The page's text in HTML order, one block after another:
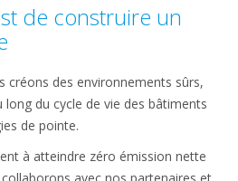
de construire un
créons des environnements sûrs,
du cycle de vie des bâtiments
de pointe.
à atteindre zéro émission nette
collaborons avec nos partenaires et